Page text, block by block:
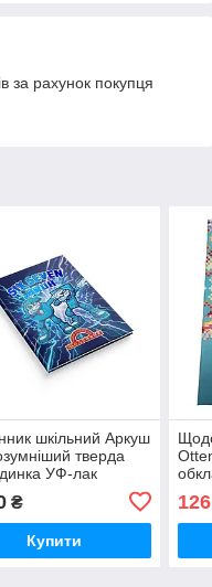
за рахунок покупця
шкільний Аркуш
тверда
УФ-лак
₴
Купити
126